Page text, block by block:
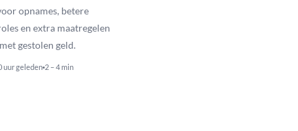
opnames, betere
en extra maatregelen
gestolen geld.
uur geleden 2 – 4 min